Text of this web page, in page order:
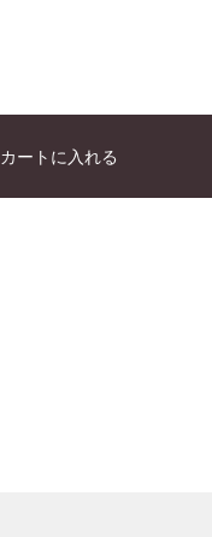
カートに入れる